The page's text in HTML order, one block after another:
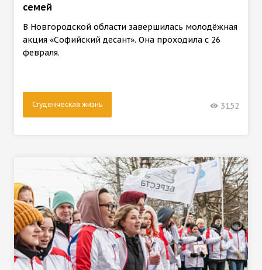
семей
В Новгородской области завершилась молодёжная
акция «Софийский десант». Она проходила с 26
февраля.
Студенческая жизнь 3152